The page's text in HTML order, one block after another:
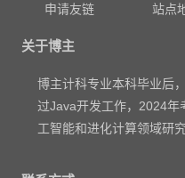
申请友链
站点
关于博主
博主计科专业本科毕业后
过Java开发工作，2024年
工智能和进化计算领域研究